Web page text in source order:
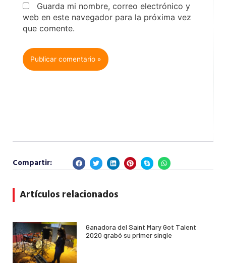
Guarda mi nombre, correo electrónico y
web en este navegador para la próxima vez
que comente.
Compartir:
Artículos relacionados
Ganadora del Saint Mary Got Talent
2020 grabó su primer single